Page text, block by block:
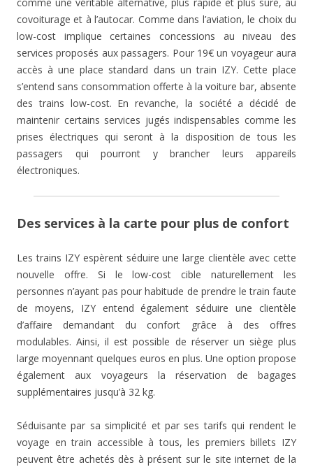
covoiturage et à l’autocar. Comme dans l’aviation, le choix du
low-cost implique certaines concessions au niveau des
services proposés aux passagers. Pour 19€ un voyageur aura
accès à une place standard dans un train IZY. Cette place
s’entend sans consommation offerte à la voiture bar, absente
des trains low-cost. En revanche, la société a décidé de
maintenir certains services jugés indispensables comme les
prises électriques qui seront à la disposition de tous les
passagers qui pourront y brancher leurs appareils
électroniques.
Des services à la carte pour plus de confort
Les trains IZY espèrent séduire une large clientèle avec cette
nouvelle offre. Si le low-cost cible naturellement les
personnes n’ayant pas pour habitude de prendre le train faute
de moyens, IZY entend également séduire une clientèle
d’affaire demandant du confort grâce à des offres
modulables. Ainsi, il est possible de réserver un siège plus
large moyennant quelques euros en plus. Une option propose
également aux voyageurs la réservation de bagages
supplémentaires jusqu’à 32 kg.
Séduisante par sa simplicité et par ses tarifs qui rendent le
voyage en train accessible à tous, les premiers billets IZY
peuvent être achetés dès à présent sur le site internet de la